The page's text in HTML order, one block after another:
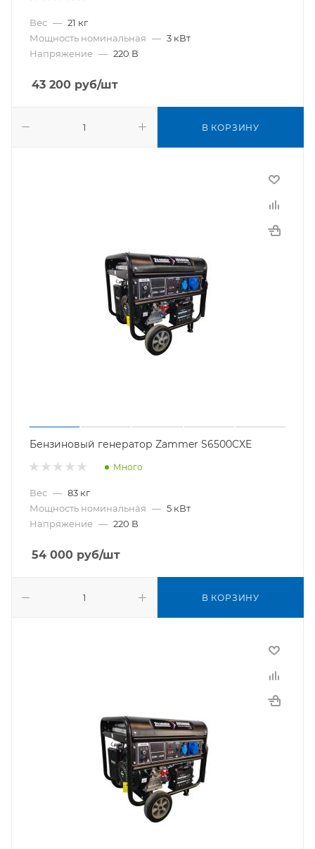
Вес — 21 кг
Мощность номинальная — 3 кВт
Напряжение — 220 В
43 200 руб/шт
В КОРЗИНУ
Бензиновый генератор Zammer S6500CXE
Много
Вес — 83 кг
Мощность номинальная — 5 кВт
Напряжение — 220 В
54 000 руб/шт
В КОРЗИНУ